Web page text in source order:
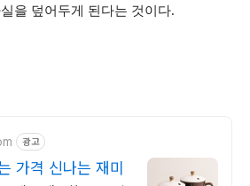
을 덮어두게 된다는 것이다.
광고
가격 신나는 재미